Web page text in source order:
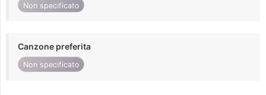
Non specificato
Canzone preferita
Non specificato